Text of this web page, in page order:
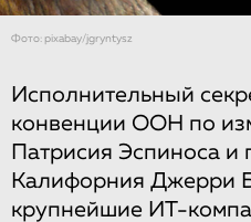
Фото: pixabay/jgryntysz
Исполнительный
конвенции ООН по
Патрисия Эспиноса и
Калифорния Джерри
крупнейшие ИТ-